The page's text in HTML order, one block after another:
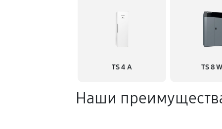
TS 4 A TS 8
Наши